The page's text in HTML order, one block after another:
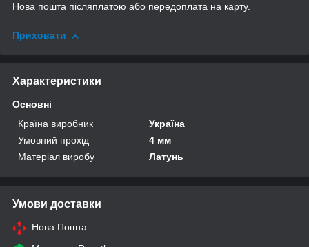
Нова пошта післяплатою або передоплата на карту.
Приховати
Характеристики
Основні
Країна виробник
Україна
Умовний прохід
4 мм
Матеріал виробу
Латунь
Умови доставки
Нова Пошта